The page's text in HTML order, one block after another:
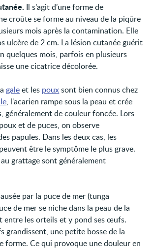
Il s’agit d’une forme de
croûte se forme au niveau de la piqûre
mois après la contamination. Elle
ulcère de 2 cm. La lésion cutanée guérit
quelques mois, parfois en plusieurs
une cicatrice décolorée.
galeet les pouxsont bien connus chez
, l'acarien rampe sous la peau et crée
généralement de couleur foncée. Lors
et de puces, on observe
papules. Dans les deux cas, les
être le symptôme le plus grave.
au grattage sont généralement
par la puce de mer (tunga
de mer se niche dans la peau de la
entre les orteils et y pond ses œufs.
grandissent, une petite bosse de la
forme. Ce qui provoque une douleur en